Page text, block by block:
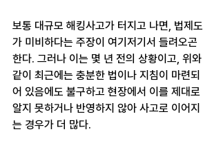
보통 대규모 해킹사고가 터지고 나면, 법제도
가 미비하다는 주장이 여기저기서 들려오곤
한다. 그러나 이는 몇 년 전의 상황이고, 위와
같이 최근에는 충분한 법이나 지침이 마련되
어 있음에도 불구하고 현장에서 이를 제대로
알지 못하거나 반영하지 않아 사고로 이어지
는 경우가 더 많다.